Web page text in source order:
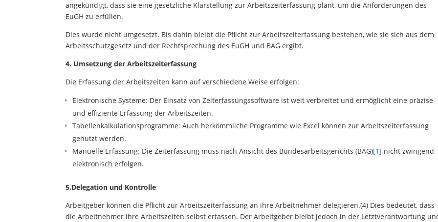
angekündigt, dass sie eine gesetzliche Klarstellung zur Arbeitszeiterfassung plant, um die Anforderungen des
EuGH zu erfüllen.
Dies wurde nicht umgesetzt. Bis dahin bleibt die Pflicht zur Arbeitszeiterfassung bestehen, wie sie sich aus dem
Arbeitsschutzgesetz und der Rechtsprechung des EuGH und BAG ergibt.
4. Umsetzung der Arbeitszeiterfassung
Die Erfassung der Arbeitszeiten kann auf verschiedene Weise erfolgen:
Elektronische Systeme: Der Einsatz von Zeiterfassungssoftware ist weit verbreitet und ermöglicht eine präzise
und effiziente Erfassung der Arbeitszeiten.
Tabellenkalkulationsprogramme: Auch herkömmliche Programme wie Excel können zur Arbeitszeiterfassung
genutzt werden.
Manuelle Erfassung: Die Zeiterfassung muss nach Ansicht des Bundesarbeitsgerichts (BAG)[1] nicht zwingend
elektronisch erfolgen.
5.Delegation und Kontrolle
Arbeitgeber können die Pflicht zur Arbeitszeiterfassung an ihre Arbeitnehmer delegieren.(4) Dies bedeutet, dass
die Arbeitnehmer ihre Arbeitszeiten selbst erfassen. Der Arbeitgeber bleibt jedoch in der Letztverantwortung